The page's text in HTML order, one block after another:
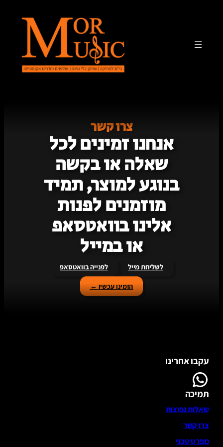
צרוקשר
אנחנו זמינים לכל
שאלה או בקשה
בנוגע למוצר, תמיד
מוזמנים לפנות
אלינו בוואטסאפ
או במייל
לשליחת מייל לפנייה בוואטסאפ
הזמינו עכשיו←
תמיכה
שאלות נפוצות
צרו קשר
מפרט טכני
עקבו אחרינו
WhatsApp